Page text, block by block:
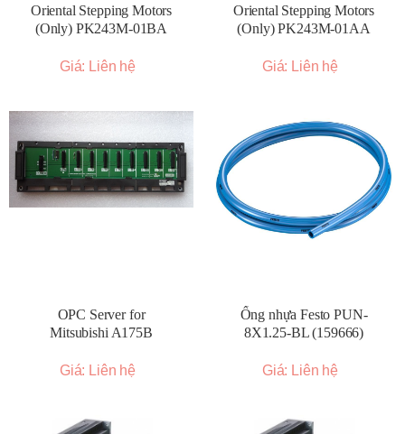
Oriental Stepping Motors
(Only) PK243M-01BA
Giá: Liên hệ
Oriental Stepping Motors
(Only) PK243M-01AA
Giá: Liên hệ
OPC Server for
Mitsubishi A175B
Giá: Liên hệ
Ống nhựa Festo PUN-
8X1.25-BL (159666)
Giá: Liên hệ